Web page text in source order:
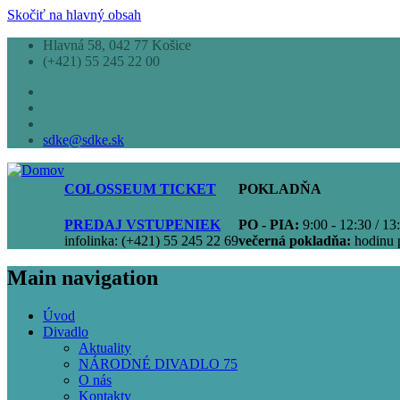
Skočiť na hlavný obsah
Hlavná 58, 042 77 Košice
(+421) 55 245 22 00
sdke@sdke.sk
COLOSSEUM TICKET
PREDAJ VSTUPENIEK
infolinka: (+421) 55 245 22 69
POKLADŇA
PO - PIA: 9:00 - 12:30 /
večerná pokladňa: hodinu
Main navigation
Úvod
Divadlo
Aktuality
NÁRODNÉ DIVADLO 75
O nás
Kontakty